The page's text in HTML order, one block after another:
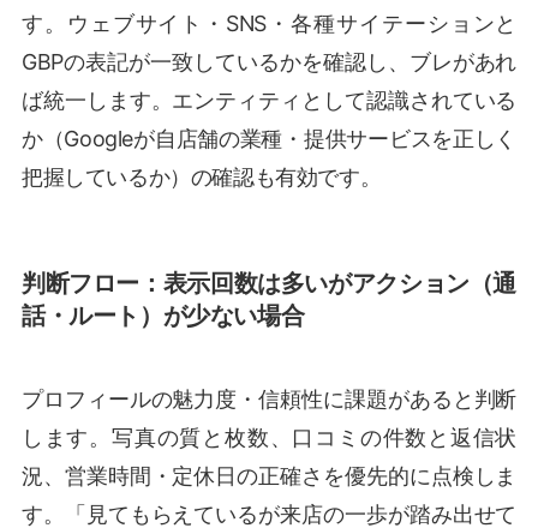
す。ウェブサイト・SNS・各種サイテーションと
GBPの表記が一致しているかを確認し、ブレがあれ
ば統一します。エンティティとして認識されている
か（Googleが自店舗の業種・提供サービスを正しく
把握しているか）の確認も有効です。
判断フロー：表示回数は多いがアクション（通
話・ルート）が少ない場合
プロフィールの魅力度・信頼性に課題があると判断
します。写真の質と枚数、口コミの件数と返信状
況、営業時間・定休日の正確さを優先的に点検しま
す。「見てもらえているが来店の一歩が踏み出せて